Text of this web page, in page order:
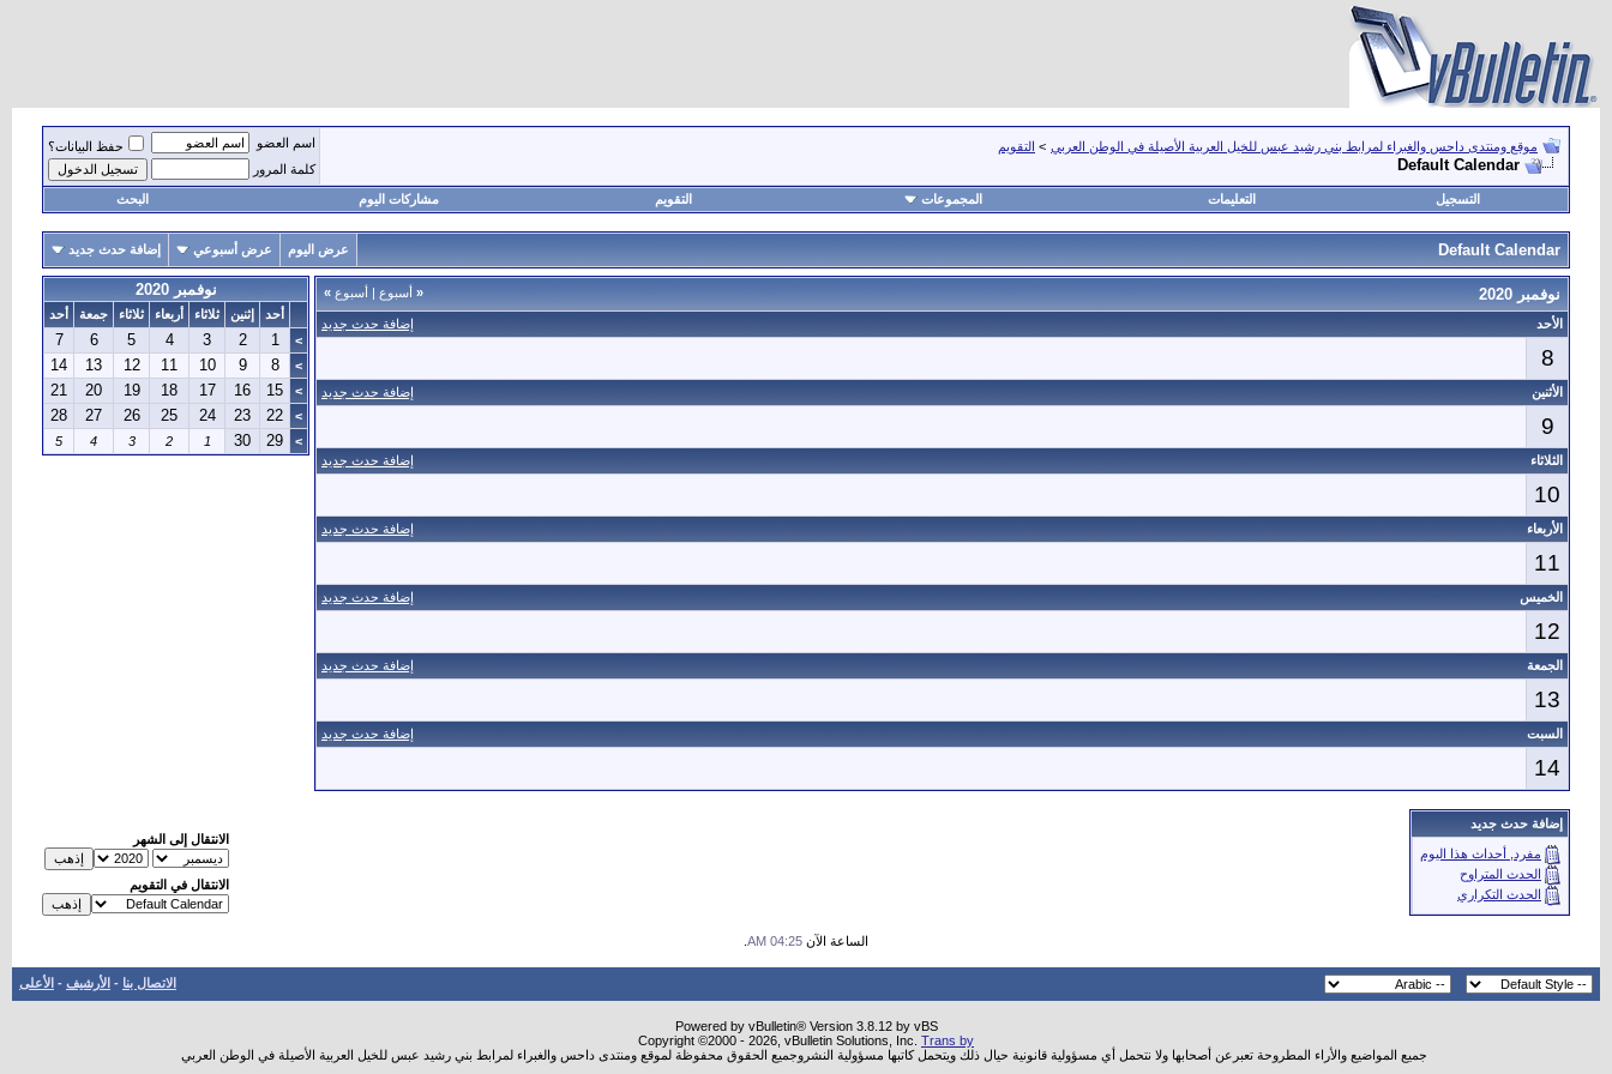
موقع ومنتدى داحس والغبراء لمرابط بني رشيد عبس للخيل العربية الأصيلة في الوطن العربي > التقويم
Default Calendar
اسم العضو
حفظ البيانات؟
كلمة المرور
التسجيل التعليمات المجموعات التقويم مشاركات اليوم البحث
Default Calendar عرض اليوم عرض أسبوعي إضافة حدث جديد
« أسبوع | أسبوع » نوفمبر 2020
إضافة حدث جديد الأحد
8
إضافة حدث جديد الأثنين
9
إضافة حدث جديد الثلاثاء
10
إضافة حدث جديد الأربعاء
11
إضافة حدث جديد الخميس
12
إضافة حدث جديد الجمعة
13
إضافة حدث جديد السبت
14
نوفمبر 2020
أحد إثنين ثلاثاء أربعاء ثلاثاء جمعة
أحد
>
1
2
3
4
5
6
7
>
8
9
10
11
12
13
14
>
15
16
17
18
19
20
21
>
22
23
24
25
26
27
28
>
29
30
1
2
3
4
5
إضافة حدث جديد
مفرد, أحداث هذا اليوم
الحدث المتراوح
الحدث التكراري
الانتقال إلى الشهر
الانتقال في التقويم
الساعة الآن 04:25 AM
الاتصال بنا - الأرشيف - الأعلى
Powered by vBulletin® Version 3.8.12 by vBS
Copyright ©2000 - 2026, vBulletin Solutions, Inc. Trans by
جميع المواضيع والأراء المطروحة تعبرعن أصحابها ولا نتحمل أي مسؤولية قانونية حيال ذلك ويتحمل كاتبها مسؤولية النشروجميع الحقوق محفوظة لموقع ومنتدى داحس والغبراء لمرابط بني رشيد عبس للخيل العربية الأصيلة في الوطن العربي